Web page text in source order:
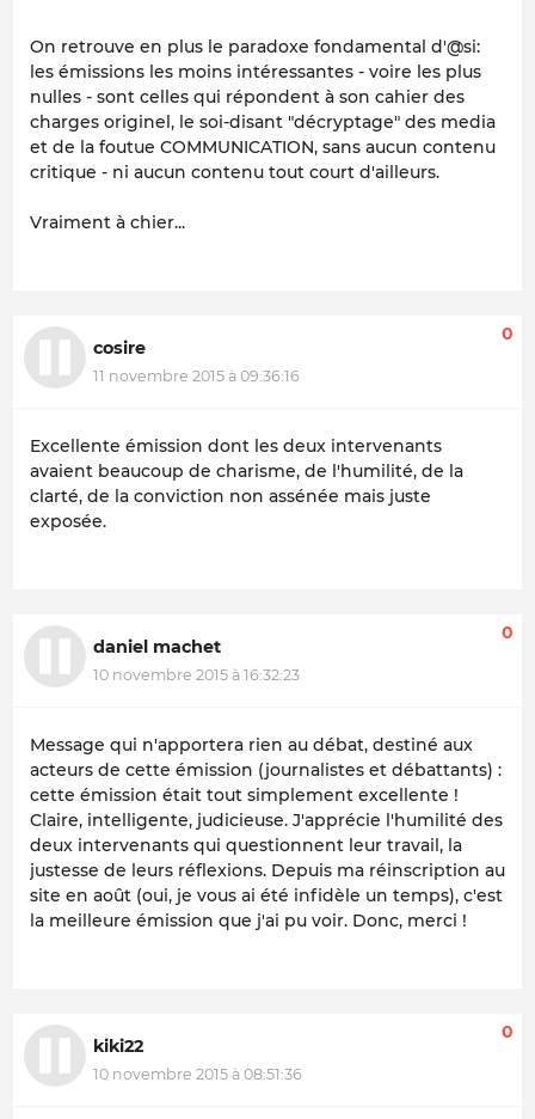
On retrouve en plus le paradoxe fondamental d'@si:
les émissions les moins intéressantes - voire les plus
nulles - sont celles qui répondent à son cahier des
charges originel, le soi-disant "décryptage" des media
et de la foutue COMMUNICATION, sans aucun contenu
critique - ni aucun contenu tout court d'ailleurs.
Vraiment à chier...
cosire
11 novembre 2015 à 09:36:16
0
Excellente émission dont les deux intervenants
avaient beaucoup de charisme, de l'humilité, de la
clarté, de la conviction non assénée mais juste
exposée.
daniel machet
10 novembre 2015 à 16:32:23
0
Message qui n'apportera rien au débat, destiné aux
acteurs de cette émission (journalistes et débattants) :
cette émission était tout simplement excellente !
Claire, intelligente, judicieuse. J'apprécie l'humilité des
deux intervenants qui questionnent leur travail, la
justesse de leurs réflexions. Depuis ma réinscription au
site en août (oui, je vous ai été infidèle un temps), c'est
la meilleure émission que j'ai pu voir. Donc, merci !
kiki22
10 novembre 2015 à 08:51:36
0